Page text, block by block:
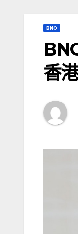
BNO
香